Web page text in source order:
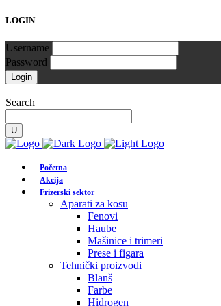
LOGIN
Username
Password
Search
Početna
Akcija
Frizerski sektor
Aparati za kosu
Fenovi
Haube
Mašinice i trimeri
Prese i figara
Tehnički proizvodi
Blanš
Farbe
Hidrogen